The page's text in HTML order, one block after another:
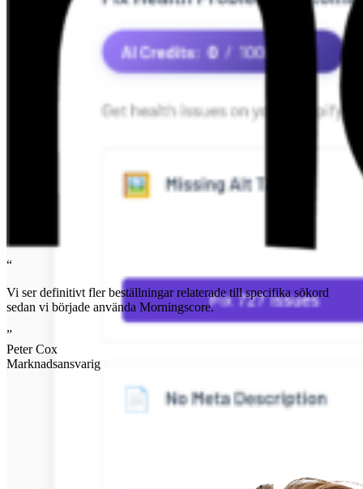
“
Vi ser definitivt fler beställningar relaterade till specifika sökord
sedan vi började använda Morningscore.
”
Peter Cox
Marknadsansvarig